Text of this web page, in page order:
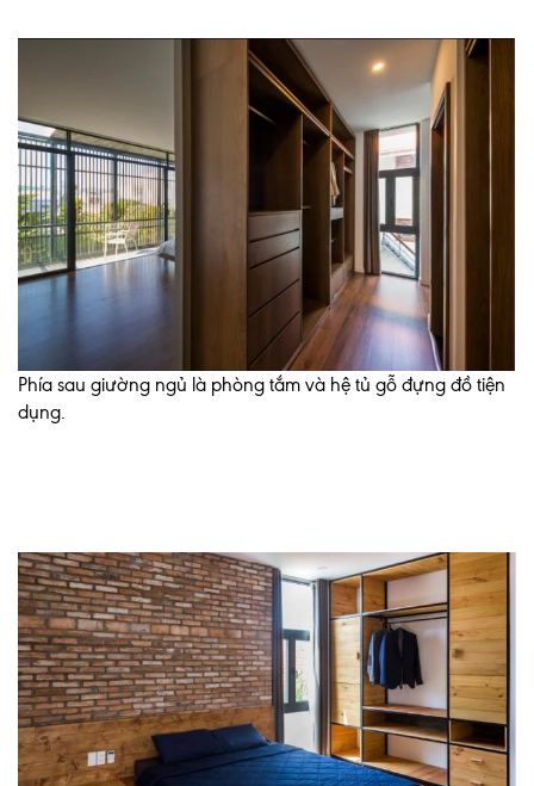
Phía sau giường ngủ là phòng tắm và hệ tủ gỗ đựng đồ tiện
dụng.